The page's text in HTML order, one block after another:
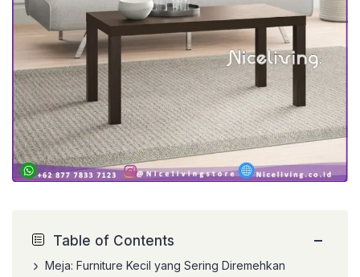
Table of Contents −
Meja: Furniture Kecil yang Sering Diremehkan